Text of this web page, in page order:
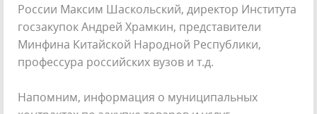
России Максим Шаскольский, директор Института
госзакупок Андрей Храмкин, представители
Минфина Китайской Народной Республики,
профессура российских вузов и т.д.
Напомним, информация о муниципальных